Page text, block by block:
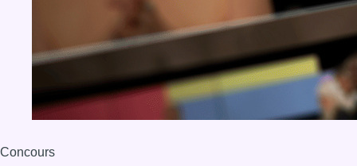
Concours